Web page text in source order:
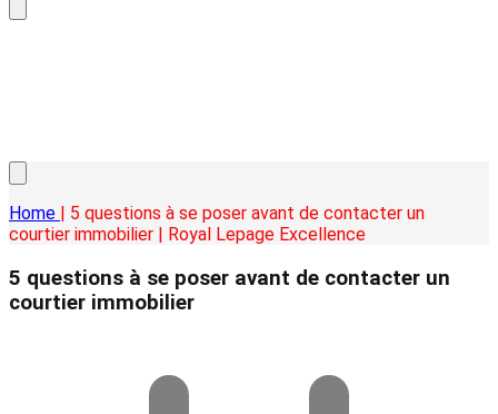
Home | 5 questions à se poser avant de contacter un
courtier immobilier | Royal Lepage Excellence
5 questions à se poser avant de contacter un
courtier immobilier